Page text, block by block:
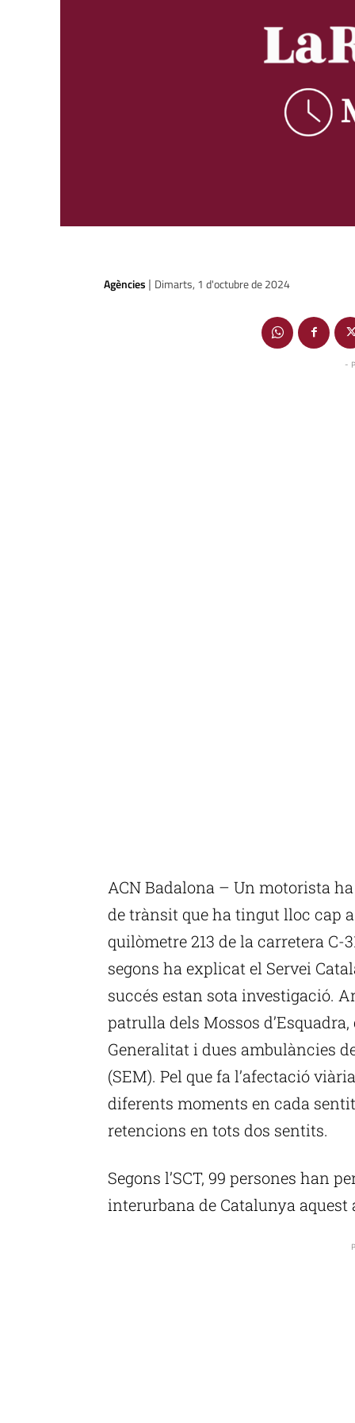
Agències | Dimarts, 1 d'octubre de 2024
-
ACN Badalona – Un motorista
de trànsit que ha tingut lloc cap
quilòmetre 213 de la carretera
segons ha explicat el Servei
succés estan sota investigació.
patrulla dels Mossos
Generalitat i dues ambulàncies
(SEM). Pel que fa l’afectació
diferents moments en cada
retencions en tots dos sentits.
Segons l’SCT, 99 persones han
interurbana de Catalunya aquest